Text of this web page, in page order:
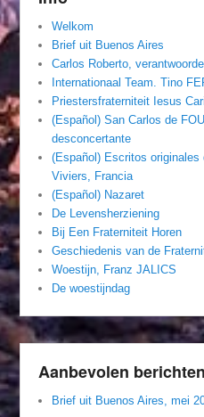
Welkom
Brief uit Buenos Aires
Carlos Roberto,
Internationaal Team. Tino
Priestersfraterniteit Iesus
(Español) San Carlos de
desconcertante
(Español) Escritos originales
Viviers, Francia
(Español) Nazaret
De Levensherziening
Bij Een Fraterniteit Horen
Geschiedenis van de
Woestijn, Franz JALICS
De woestijndag
Aanbevolen berichten
Brief uit Buenos Aires, mei